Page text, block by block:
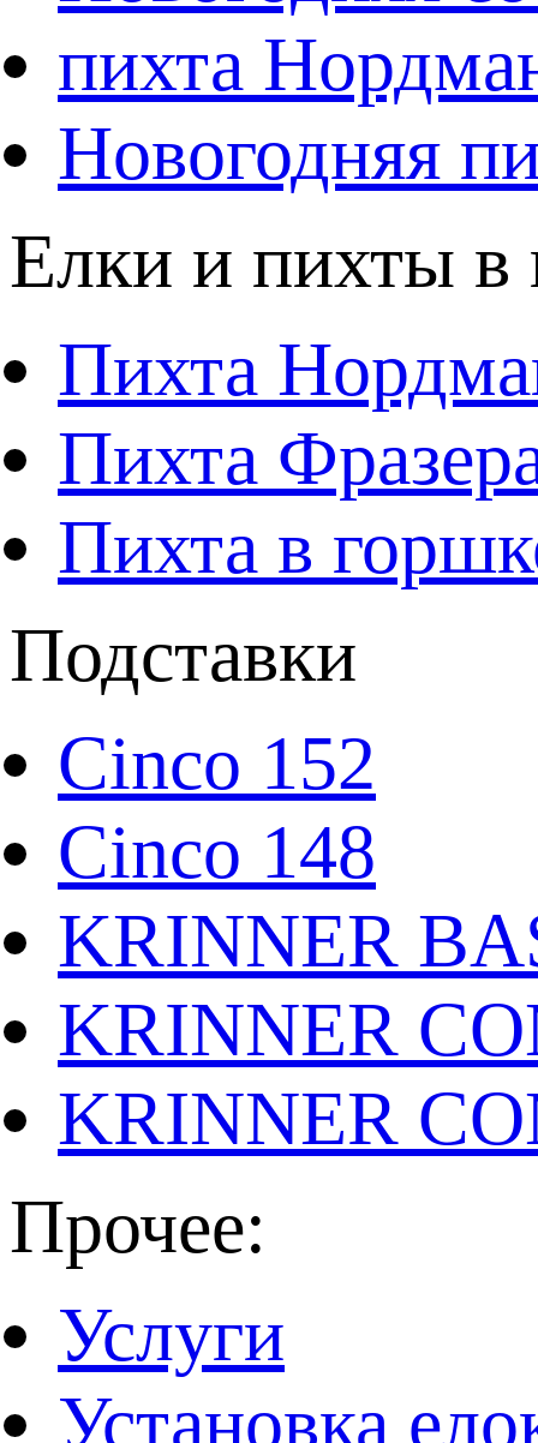
пихта
Новогодняя
Елки и пихты в
Пихта
Пихта
Пихта в
Подставки
Cinco 152
Cinco 148
KRINNER
KRINNER
KRINNER
Прочее:
Услуги
Установка